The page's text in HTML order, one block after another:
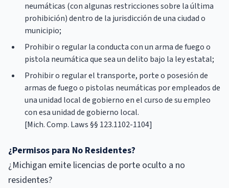
neumáticas (con algunas restricciones sobre la última
prohibición) dentro de la jurisdicción de una ciudad o
municipio;
Prohibir o regular la conducta con un arma de fuego o
pistola neumática que sea un delito bajo la ley estatal;
Prohibir o regular el transporte, porte o posesión de
armas de fuego o pistolas neumáticas por empleados de
una unidad local de gobierno en el curso de su empleo
con esa unidad de gobierno local.
[Mich. Comp. Laws §§ 123.1102-1104]
¿Permisos para No Residentes?
¿Michigan emite licencias de porte oculto a no
residentes?